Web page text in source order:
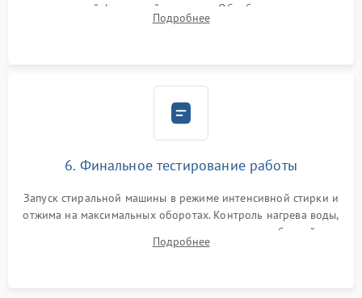
надежной фиксацией хомутами. Обработка стыков
герметиком для предотвращения возможных протечек воды.
Подробнее
6. Финальное тестирование работы
Запуск стиральной машины в режиме интенсивной стирки и
отжима на максимальных оборотах. Контроль нагрева воды,
корректности слива, отсутствия излишних вибраций,
посторонних стуков и протечек под корпусом.
Подробнее